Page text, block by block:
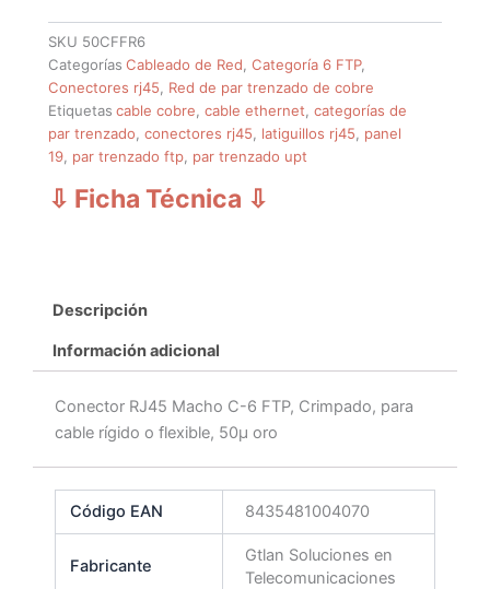
SKU 50CFFR6
Categorías Cableado de Red ,Categoría 6 FTP,
Conectores rj45
Red de par trenzado de cobre
Etiquetas cable cobre ,cable ethernet ,categorías de
par trenzado ,conectores rj45 latiguillos rj45
panel
19 par trenzado ftp par trenzado upt
⇩ Ficha Técnica ⇩
Descripción
Información adicional
Conector RJ45 Macho C-6 FTP, Crimpado, para
cable rígido o flexible, 50μ oro
Código EAN 8435481004070
Fabricante
Gtlan Soluciones en
Telecomunicaciones